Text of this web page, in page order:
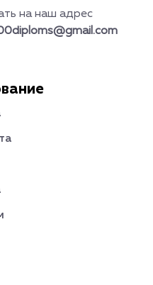
на наш адрес